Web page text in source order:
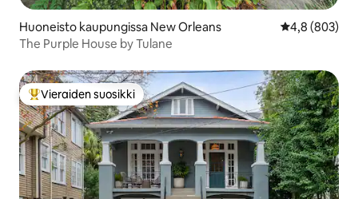
Huoneisto kaupungissa New Orleans
4,8 (803)
The Purple House by Tulane
Vieraiden suosikkien parhaimmistoa
Vieraiden suosikki